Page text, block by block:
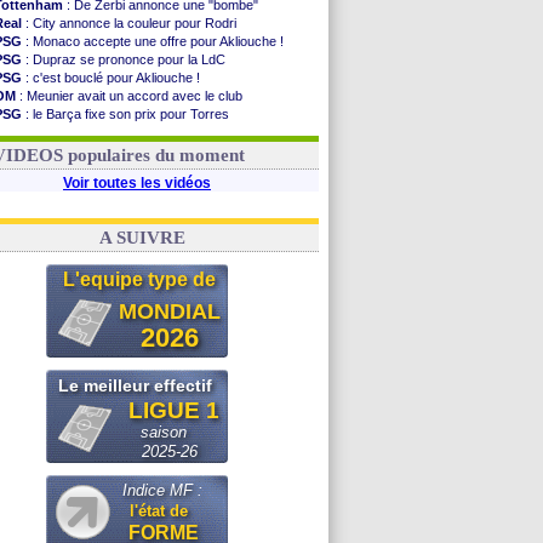
: De Zerbi annonce une "bombe"
: City annonce la couleur pour Rodri
: Monaco accepte une offre pour Akliouche !
: Dupraz se prononce pour la LdC
: c'est bouclé pour Akliouche !
: Meunier avait un accord avec le club
: le Barça fixe son prix pour Torres
: Infantino sollicite Trump
populaires du moment
Voir toutes les vidéos
A SUIVRE
L'equipe type de
MONDIAL
2026
Le meilleur effectif
LIGUE 1
saison
2025-26
Indice MF :
l'état de
FORME